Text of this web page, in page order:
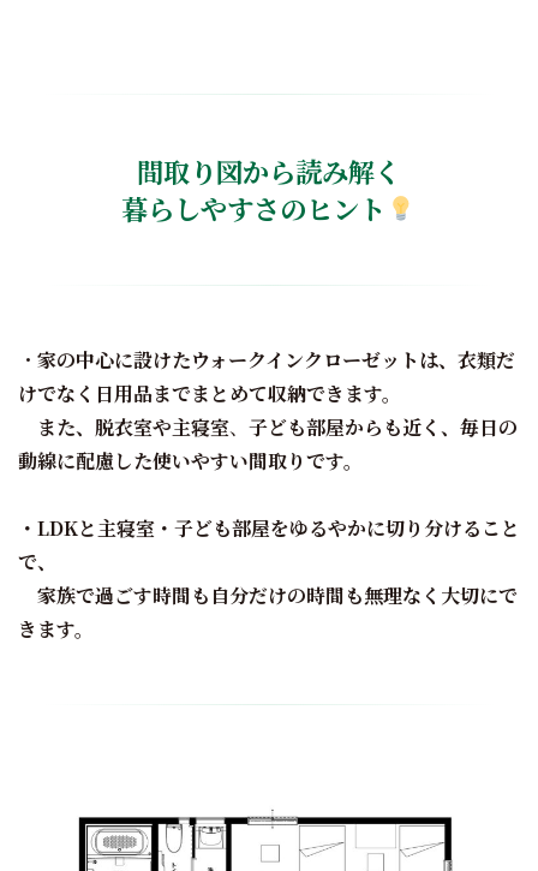
間取り図から読み解く
暮らしやすさのヒント
・ 家の中心に設けたウォークインクローゼットは、衣類だ
けでなく日用品までまとめて収納できます。
また、脱衣室や主寝室、 子ども部屋からも近く、毎日の
動線に配慮した使いやすい間取りです。
・LDKと主寝室・子ども部屋をゆるやかに切り分けること
で、
家族で過ごす時間も自分だけの時間も無理なく大切にで
きます。